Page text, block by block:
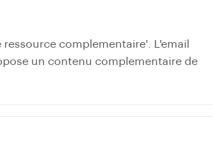
complementaire'. L'email
un contenu complementaire de